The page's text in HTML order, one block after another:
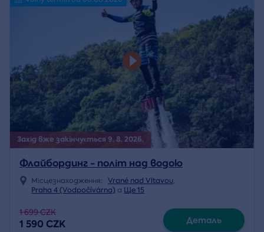
Захід вже закінчується 9. 8. 2026.
Флайбординг - політ над водою
Місцезнаходження: Vrané nad Vltavou,
Praha 4 (Vodpočívárna) a Ще 15
1 699 CZK
1 590 CZK Деталь